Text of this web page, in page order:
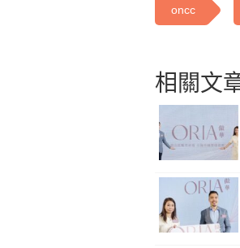
oncc
相關文